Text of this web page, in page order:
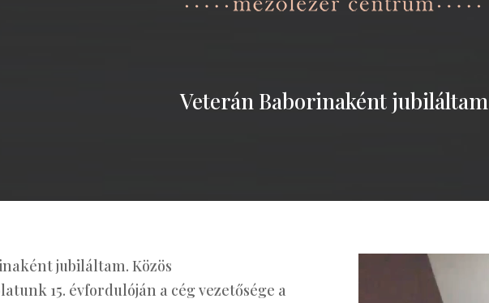
Veterán Baborinaként jubiláltam
jubiláltam. Közös
15. évfordulóján a cég vezetősége a